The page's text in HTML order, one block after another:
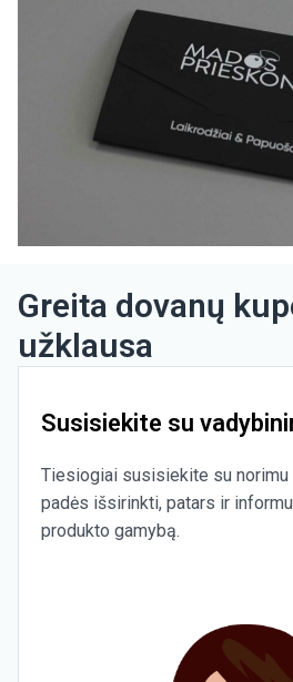
Greita dovanų
užklausa
Susisiekite su
Tiesiogiai susisiekite su norimu
padės išsirinkti, patars ir
produkto gamybą.